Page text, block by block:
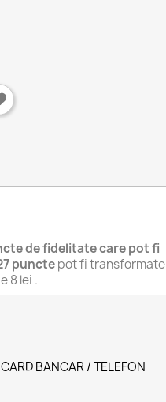
de fidelitate care pot fi
punctepot fi transformate
8 lei .
BANCAR / TELEFON